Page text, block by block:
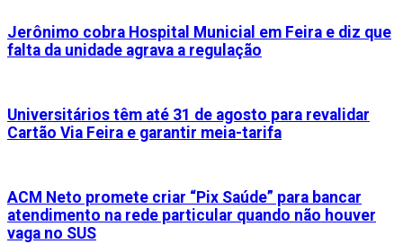
Jerônimo cobra Hospital Municial em Feira e diz que
falta da unidade agrava a regulação
Universitários têm até 31 de agosto para revalidar
Cartão Via Feira e garantir meia-tarifa
ACM Neto promete criar “Pix Saúde” para bancar
atendimento na rede particular quando não houver
vaga no SUS